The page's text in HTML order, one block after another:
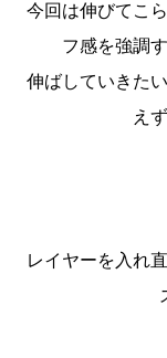
今回は伸びてこ
フ感を強調
伸ばしていきた
え
レイヤーを入れ